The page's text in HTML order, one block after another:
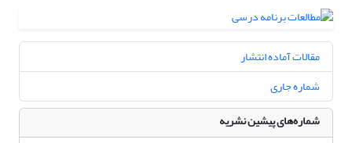
مقالات آماده انتشار
شماره جاری
شماره‌های پیشین نشریه